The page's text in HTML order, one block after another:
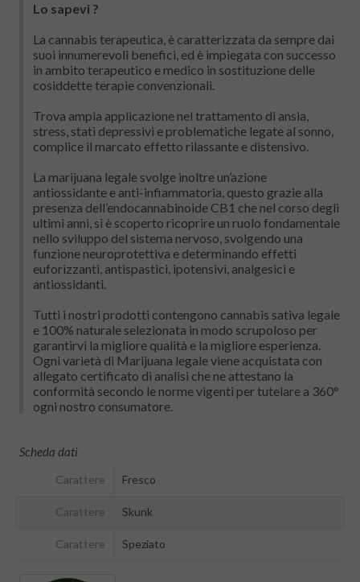
Lo sapevi ?
La cannabis terapeutica, è caratterizzata da sempre dai
suoi innumerevoli benefici, ed è impiegata con successo
in ambito terapeutico e medico in sostituzione delle
cosiddette terapie convenzionali.
Trova ampia applicazione nel trattamento di ansia,
stress, stati depressivi e problematiche legate al sonno,
complice il marcato effetto rilassante e distensivo.
La marijuana legale svolge inoltre un’azione
antiossidante e anti-infiammatoria, questo grazie alla
presenza dell’endocannabinoide CB1 che nel corso degli
ultimi anni, si è scoperto ricoprire un ruolo fondamentale
nello sviluppo del sistema nervoso, svolgendo una
funzione neuroprotettiva e determinando effetti
euforizzanti, antispastici, ipotensivi, analgesici e
antiossidanti.
Tutti i nostri prodotti contengono cannabis sativa legale
e 100% naturale selezionata in modo scrupoloso per
garantirvi la migliore qualità e la migliore esperienza.
Ogni varietà di Marijuana legale viene acquistata con
allegato certificato di analisi che ne attestano la
conformità secondo le norme vigenti per tutelare a 360°
ogni nostro consumatore.
Scheda dati
Carattere Fresco
Carattere Skunk
Carattere Speziato